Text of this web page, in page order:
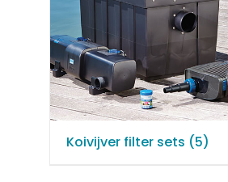
Koivijver filter sets (5)